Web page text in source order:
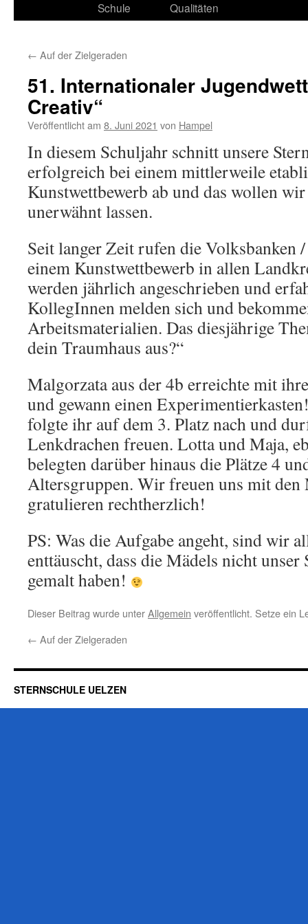
Schule
Qualitäten
← Auf der Zielgeraden
51. Internationaler
Creativ“
Veröffentlicht am 8. Juni 2021 von Hampel
In diesem Schuljahr schnitt unsere
erfolgreich bei einem mittlerweile
Kunstwettbewerb ab und das wollen
unerwähnt lassen.
Seit langer Zeit rufen die Volksbanken
einem Kunstwettbewerb in allen
werden jährlich angeschrieben und
KollegInnen melden sich und
Arbeitsmaterialien. Das diesjährige
dein Traumhaus aus?“
Malgorzata aus der 4b erreichte mit
und gewann einen
folgte ihr auf dem 3. Platz nach und
Lenkdrachen freuen. Lotta und Maja,
belegten darüber hinaus die Plätze 4
Altersgruppen. Wir freuen uns mit den
gratulieren rechtherzlich!
PS: Was die Aufgabe angeht, sind wir
enttäuscht, dass die Mädels nicht unser
gemalt haben!
Dieser Beitrag wurde unterAllgemein veröffentlicht. Setze ein
← Auf der Zielgeraden
STERNSCHULE UELZEN